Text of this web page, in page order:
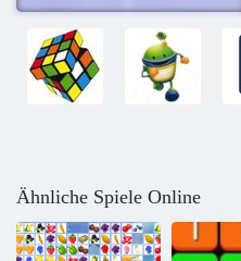
Ähnliche Spiele Online